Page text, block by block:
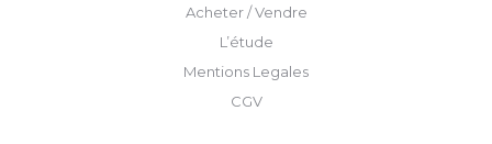
Acheter / Vendre
L’étude
Mentions Legales
CGV